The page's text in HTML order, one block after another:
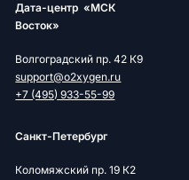
Дата-центр «МСК
Восток»
Волгоградский пр. 42 К9
support@o2xygen.ru
+7 (495) 933-55-99
Cанкт-Петербург
Коломяжский пр. 19 К2